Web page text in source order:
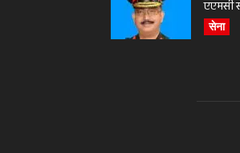
एएमसी
सेना